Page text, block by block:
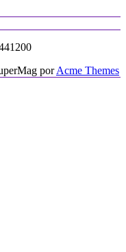
porAcme Themes